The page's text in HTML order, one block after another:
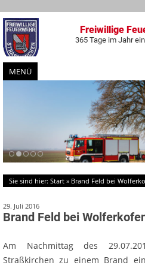
Freiwillige
365 Tage im Jahr
MENÜ
Sie sind hier: Start » Brand Feld bei
29. Juli 2016
Brand Feld bei
Am Nachmittag des
Straßkirchen zu einem Brand